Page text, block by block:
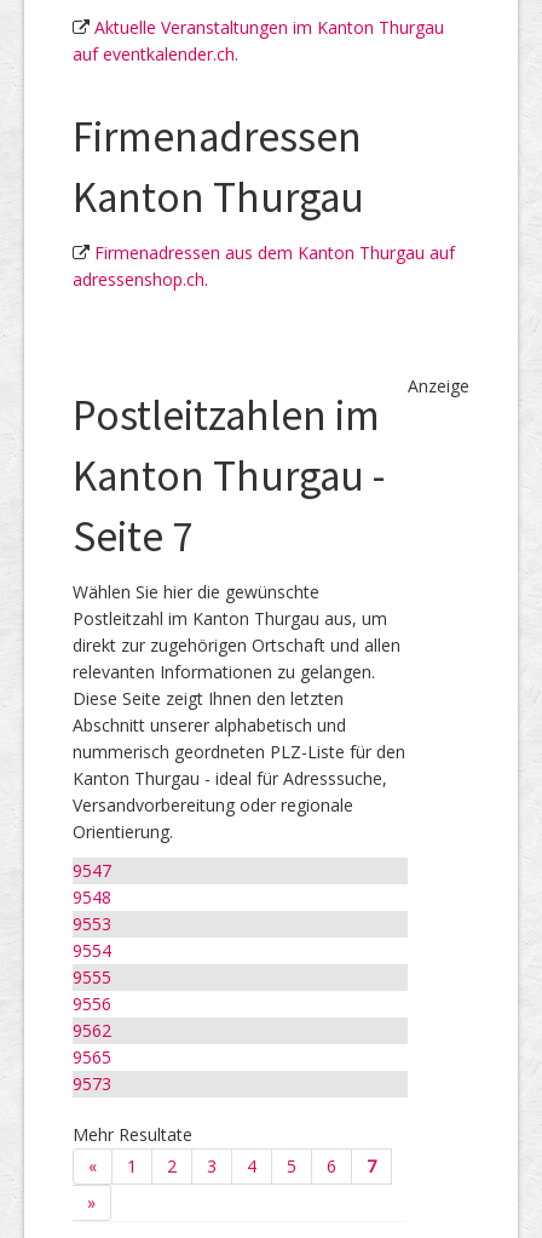
Aktuelle Veranstaltungen im Kanton Thurgau
auf eventkalender.ch.
Firmenadressen
Kanton Thurgau
Firmenadressen aus dem Kanton Thurgau auf
adressenshop.ch.
Postleitzahlen im
Kanton Thurgau -
Seite 7
Wählen Sie hier die gewünschte
Postleitzahl im Kanton Thurgau aus, um
direkt zur zugehörigen Ortschaft und allen
relevanten Informationen zu gelangen.
Diese Seite zeigt Ihnen den letzten
Abschnitt unserer alphabetisch und
nummerisch geordneten PLZ-Liste für den
Kanton Thurgau - ideal für Adresssuche,
Versandvorbereitung oder regionale
Orientierung.
9547
9548
9553
9554
9555
9556
9562
9565
9573
Mehr Resultate
«
1 2 3 4 5 6
7
»
Anzeige